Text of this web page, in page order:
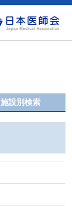
施設別検索